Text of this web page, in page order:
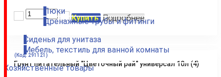
Люки
Дренажные трубы и фитинги
Сиденья для унитаза
Мебель, текстиль для ванной комнаты
Хозяйственные товары
Купить Подробнее
Грунт питательный "Цветочный рай" универсал 10л (4)
(Код: 291121 )